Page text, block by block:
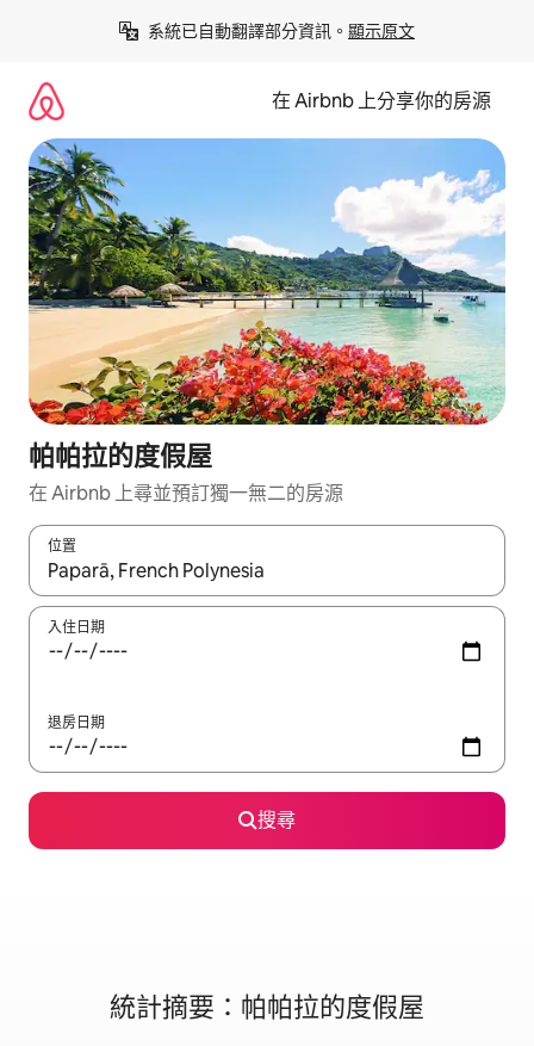
系統已自動翻譯部分資訊。 顯示原文
在 Airbnb 上分享你的房源
帕帕拉的度假屋
在 Airbnb 上尋並預訂獨一無二的房源
位置
如有搜尋結果，瀏覽內容時請使用上下箭頭，或輕點、滑動裝置。
入住日期
退房日期
搜尋
統計摘要：帕帕拉的度假屋